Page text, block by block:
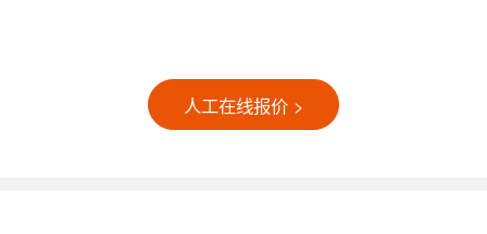
人工在线报价 >